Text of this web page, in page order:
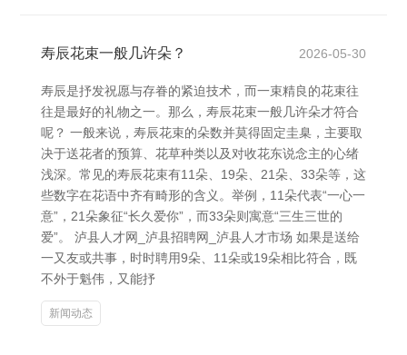
寿辰花束一般几许朵？ 2026-05-30
寿辰是抒发祝愿与存眷的紧迫技术，而一束精良的花束往
往是最好的礼物之一。那么，寿辰花束一般几许朵才符合
呢？ 一般来说，寿辰花束的朵数并莫得固定圭臬，主要取
决于送花者的预算、花草种类以及对收花东说念主的心绪
浅深。常见的寿辰花束有11朵、19朵、21朵、33朵等，这
些数字在花语中齐有畸形的含义。举例，11朵代表“一心一
意”，21朵象征“长久爱你”，而33朵则寓意“三生三世的
爱”。 泸县人才网_泸县招聘网_泸县人才市场 如果是送给
一又友或共事，时时聘用9朵、11朵或19朵相比符合，既
不外于魁伟，又能抒
新闻动态